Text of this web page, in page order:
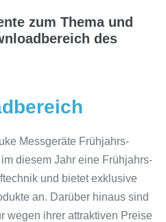
zum Thema und
des
Messgeräte Frühjahrs-
diesem Jahr eine Frühjahrs-
und bietet exklusive
an. Darüber hinaus sind
wegen ihrer attraktiven Preise